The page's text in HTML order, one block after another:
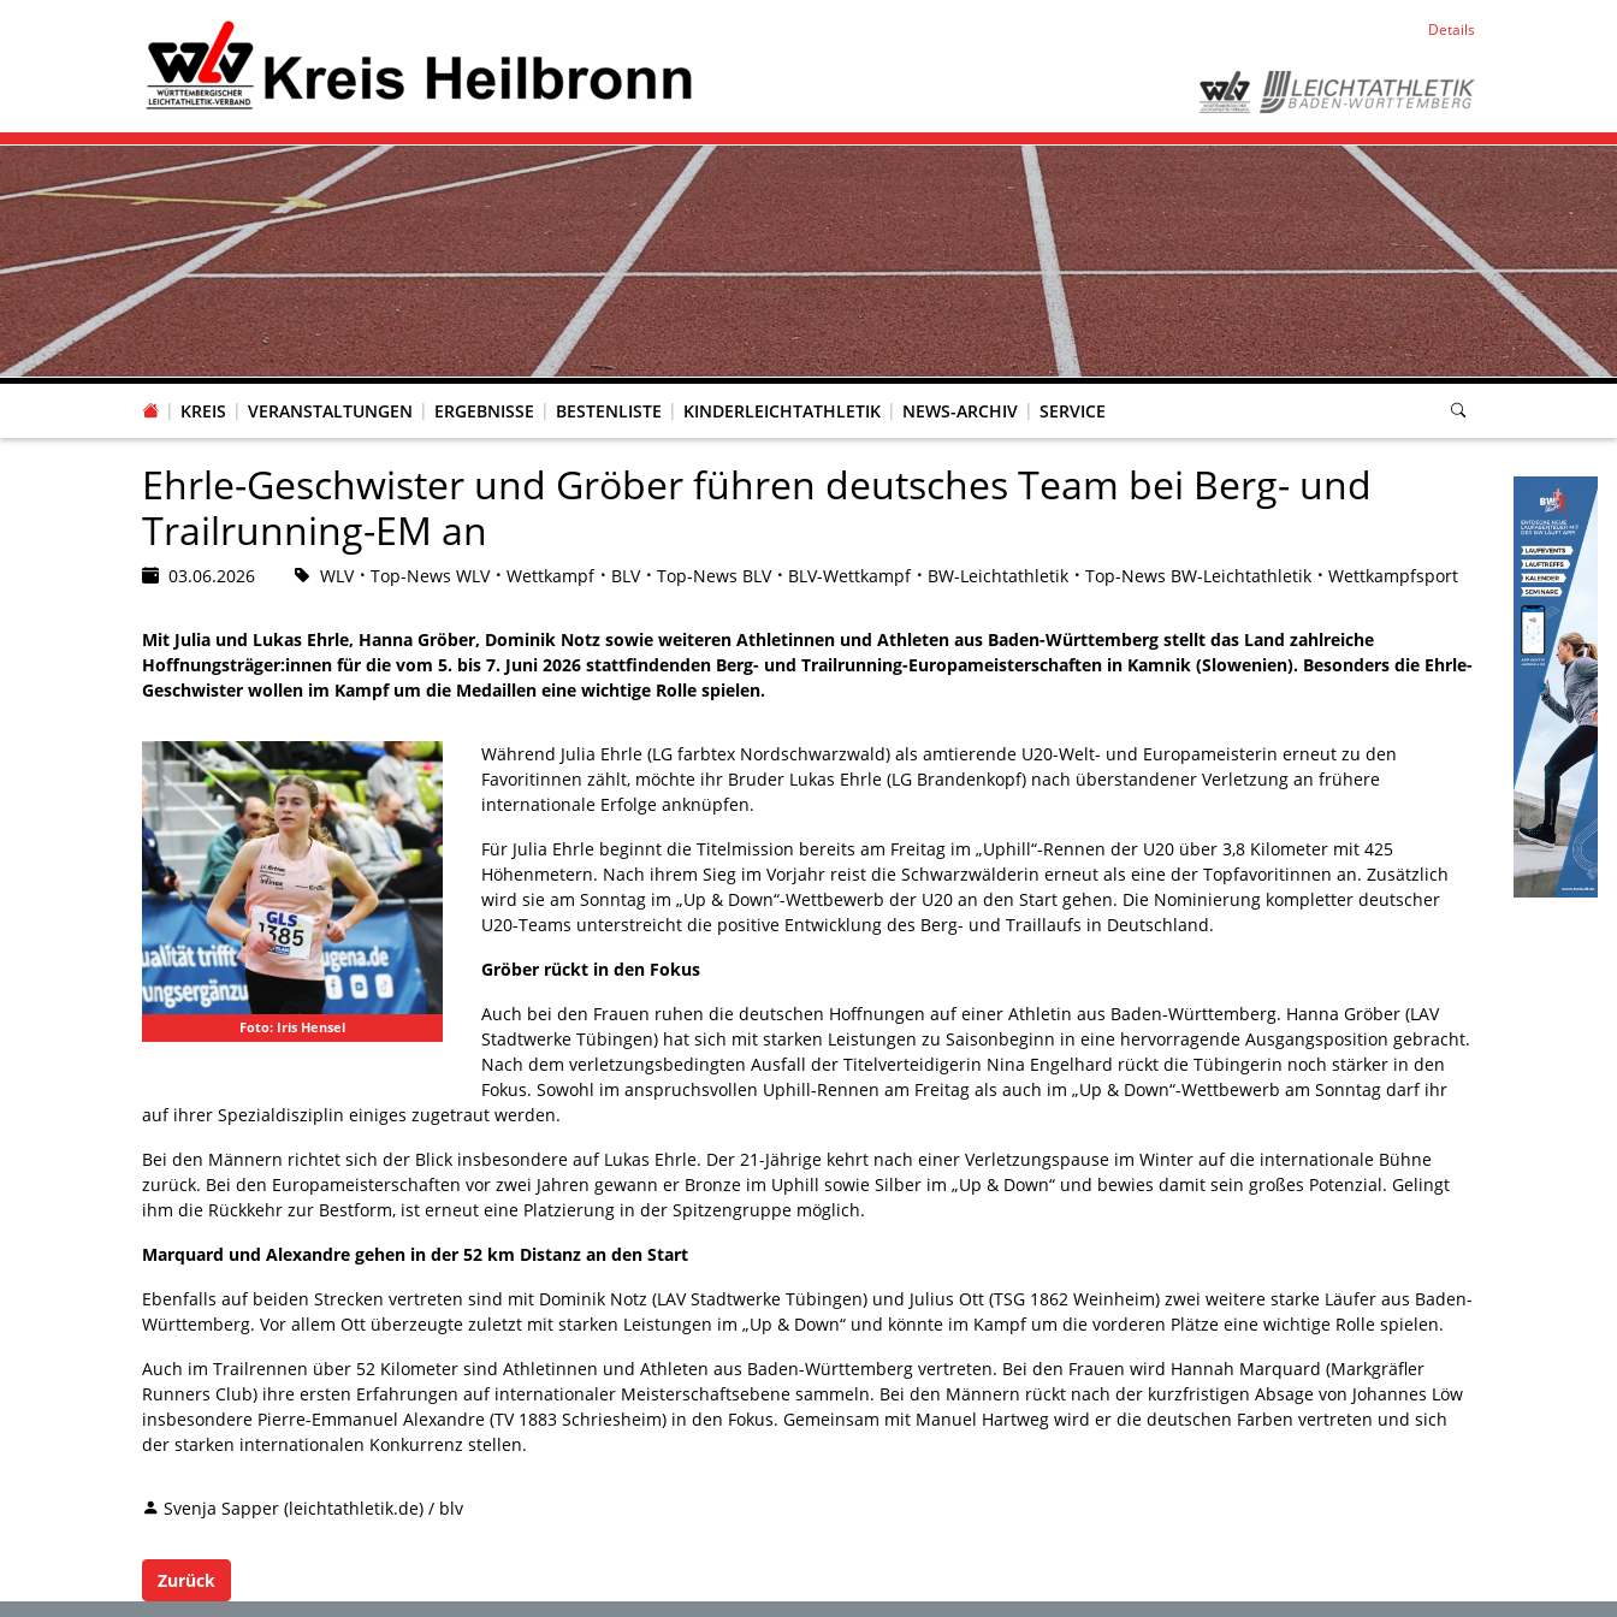
Details
KREIS VERANSTALTUNGEN ERGEBNISSE BESTENLISTE KINDERLEICHTATHLETIK NEWS-ARCHIV SERVICE
Ehrle-Geschwister und Gröber führen deutsches Team bei Berg- und
Trailrunning-EM an
03.06.2026 WLV Top-News WLV Wettkampf BLV Top-News BLV BLV-Wettkampf BW-Leichtathletik Top-News BW-Leichtathletik Wettkampfsport
Mit Julia und Lukas Ehrle, Hanna Gröber, Dominik Notz sowie weiteren Athletinnen und Athleten aus Baden-Württemberg stellt das Land zahlreiche
Hoffnungsträger:innen für die vom 5. bis 7. Juni 2026 stattfindenden Berg- und Trailrunning-Europameisterschaften in Kamnik (Slowenien). Besonders die Ehrle-
Geschwister wollen im Kampf um die Medaillen eine wichtige Rolle spielen.
Foto: Iris Hensel
Während Julia Ehrle (LG farbtex Nordschwarzwald) als amtierende U20-Welt- und Europameisterin erneut zu den
Favoritinnen zählt, möchte ihr Bruder Lukas Ehrle (LG Brandenkopf) nach überstandener Verletzung an frühere
internationale Erfolge anknüpfen.
Für Julia Ehrle beginnt die Titelmission bereits am Freitag im „Uphill“-Rennen der U20 über 3,8 Kilometer mit 425
Höhenmetern. Nach ihrem Sieg im Vorjahr reist die Schwarzwälderin erneut als eine der Topfavoritinnen an. Zusätzlich
wird sie am Sonntag im „Up & Down“-Wettbewerb der U20 an den Start gehen. Die Nominierung kompletter deutscher
U20-Teams unterstreicht die positive Entwicklung des Berg- und Traillaufs in Deutschland.
Gröber rückt in den Fokus
Auch bei den Frauen ruhen die deutschen Hoffnungen auf einer Athletin aus Baden-Württemberg. Hanna Gröber (LAV
Stadtwerke Tübingen) hat sich mit starken Leistungen zu Saisonbeginn in eine hervorragende Ausgangsposition gebracht.
Nach dem verletzungsbedingten Ausfall der Titelverteidigerin Nina Engelhard rückt die Tübingerin noch stärker in den
Fokus. Sowohl im anspruchsvollen Uphill-Rennen am Freitag als auch im „Up & Down“-Wettbewerb am Sonntag darf ihr
auf ihrer Spezialdisziplin einiges zugetraut werden.
Bei den Männern richtet sich der Blick insbesondere auf Lukas Ehrle. Der 21-Jährige kehrt nach einer Verletzungspause im Winter auf die internationale Bühne
zurück. Bei den Europameisterschaften vor zwei Jahren gewann er Bronze im Uphill sowie Silber im „Up & Down“ und bewies damit sein großes Potenzial. Gelingt
ihm die Rückkehr zur Bestform, ist erneut eine Platzierung in der Spitzengruppe möglich.
Marquard und Alexandre gehen in der 52 km Distanz an den Start
Ebenfalls auf beiden Strecken vertreten sind mit Dominik Notz (LAV Stadtwerke Tübingen) und Julius Ott (TSG 1862 Weinheim) zwei weitere starke Läufer aus Baden-
Württemberg. Vor allem Ott überzeugte zuletzt mit starken Leistungen im „Up & Down“ und könnte im Kampf um die vorderen Plätze eine wichtige Rolle spielen.
Auch im Trailrennen über 52 Kilometer sind Athletinnen und Athleten aus Baden-Württemberg vertreten. Bei den Frauen wird Hannah Marquard (Markgräfler
Runners Club) ihre ersten Erfahrungen auf internationaler Meisterschaftsebene sammeln. Bei den Männern rückt nach der kurzfristigen Absage von Johannes Löw
insbesondere Pierre-Emmanuel Alexandre (TV 1883 Schriesheim) in den Fokus. Gemeinsam mit Manuel Hartweg wird er die deutschen Farben vertreten und sich
der starken internationalen Konkurrenz stellen.
Svenja Sapper (leichtathletik.de) / blv
Zurück